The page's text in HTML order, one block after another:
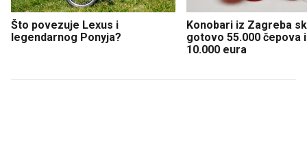
Što povezuje Lexus i
legendarnog Ponyja?
Konobari iz Zagreba
gotovo 55.000 čepova
10.000 eura